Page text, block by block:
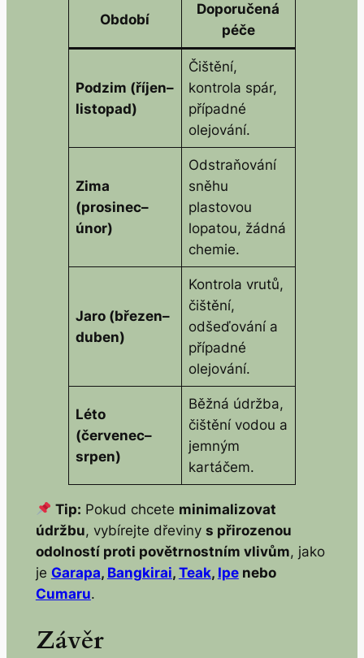
Období
Doporučená
péče
Podzim (říjen–
listopad)
Čištění,
kontrola spár,
případné
olejování.
Zima
(prosinec–
únor)
Odstraňování
sněhu
plastovou
lopatou, žádná
chemie.
Jaro (březen–
duben)
Kontrola vrutů,
čištění,
odšeďování a
případné
olejování.
Léto
(červenec–
srpen)
Běžná údržba,
čištění vodou a
jemným
kartáčem.
Tip: Pokud chcete minimalizovat
údržbu, vybírejte dřeviny s přirozenou
odolností proti povětrnostním vlivům, jako
je Garapa, Bangkirai, Teak, Ipenebo
Cumaru.
Závěr